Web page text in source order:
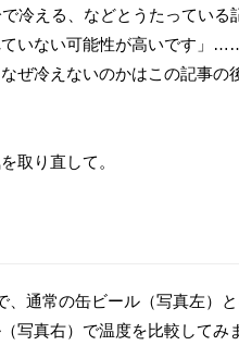
冷える、などとうたっている
ていない可能性が高いです」
ぜ冷えないのかはこの記事の
取り直して。
、通常の缶ビール（写真左）
写真右）で温度を比較してみ